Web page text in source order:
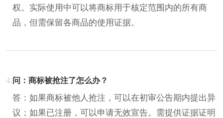
权。实际使用中可以将商标用于核定范围内的所有商
品，但需保留各商品的使用证据。
4.问：商标被抢注了怎么办？
答：如果商标被他人抢注，可以在初审公告期内提出异
议；如果已注册，可以申请无效宣告。需提供证据证明